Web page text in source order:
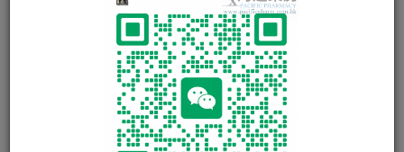
百洛 Bio-Oil
疤痕、妊娠紋、不均勻膚色、老化的皮膚、缺乏水份的肌膚。